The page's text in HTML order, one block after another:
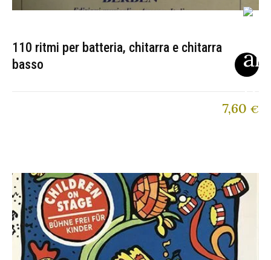
110 ritmi per batteria, chitarra e chitarra
basso
7,60 €